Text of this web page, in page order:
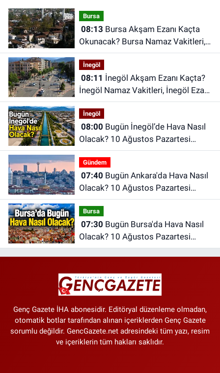
Bursa
08:13
Okunacak? Bursa Namaz Vakitleri,
Bursa Ezan Saatleri | 10 Ağustos
2026 Pazartesi
İnegöl
08:11
İnegöl Namaz Vakitleri, İnegöl Ezan
Saatleri | 10 Ağustos 2026
Pazartesi
İnegöl
08:00
Olacak? 10 Ağustos Pazartesi
İnegöl Hava Durumu
Gündem
07:40
Olacak? 10 Ağustos Pazartesi
Ankara Hava Durumu
Bursa
07:30
Olacak? 10 Ağustos Pazartesi
İnegöl Hava Durumu
Genç Gazete İHA abonesidir. Editöryal düzenleme olmadan,
otomatik botlar tarafından alınan içeriklerden Genç Gazete
sorumlu değildir. GencGazete.net adresindeki tüm yazı, resim
ve içeriklerin tüm hakları saklıdır.